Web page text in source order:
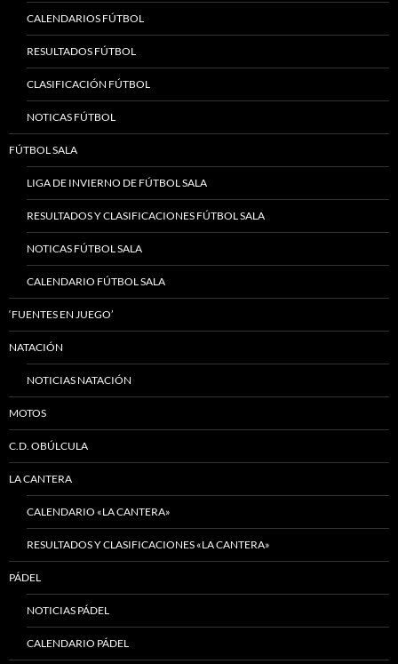
CALENDARIOS FÚTBOL
RESULTADOS FÚTBOL
CLASIFICACIÓN FÚTBOL
NOTICAS FÚTBOL
FÚTBOL SALA
LIGA DE INVIERNO DE FÚTBOL SALA
RESULTADOS Y CLASIFICACIONES FÚTBOL SALA
NOTICAS FÚTBOL SALA
CALENDARIO FÚTBOL SALA
‘FUENTES EN JUEGO’
NATACIÓN
NOTICIAS NATACIÓN
MOTOS
C.D. OBÚLCULA
LA CANTERA
CALENDARIO «LA CANTERA»
RESULTADOS Y CLASIFICACIONES «LA CANTERA»
PÁDEL
NOTICIAS PÁDEL
CALENDARIO PÁDEL